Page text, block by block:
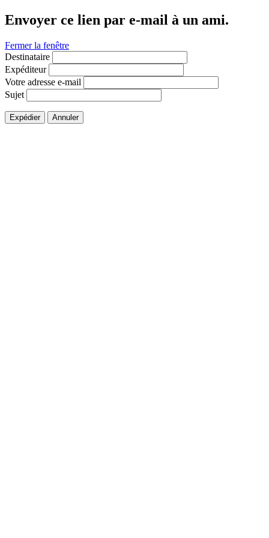
Envoyer ce lien par e-mail à un ami.
Fermer la fenêtre
Destinataire
Expéditeur
Votre adresse e-mail
Sujet
Expédier Annuler